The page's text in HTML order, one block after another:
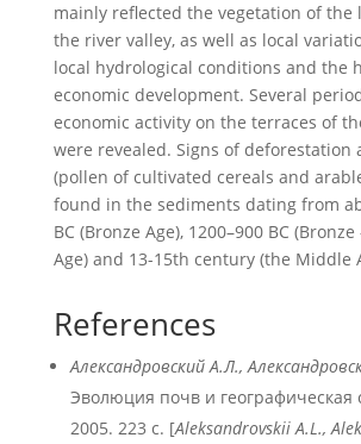
mainly reflected the vegetation of the
the river valley, as well as local
local hydrological conditions and the
economic development. Several
economic activity on the terraces of
were revealed. Signs of deforestation
(pollen of cultivated cereals and
found in the sediments dating from
BC (Bronze Age), 1200–900 BC
Age) and 13-15th century (the Middle
References
Александровский А.Л.,
Эволюция почв и географическая
2005. 223 с. [Aleksandrovskii A.L.,